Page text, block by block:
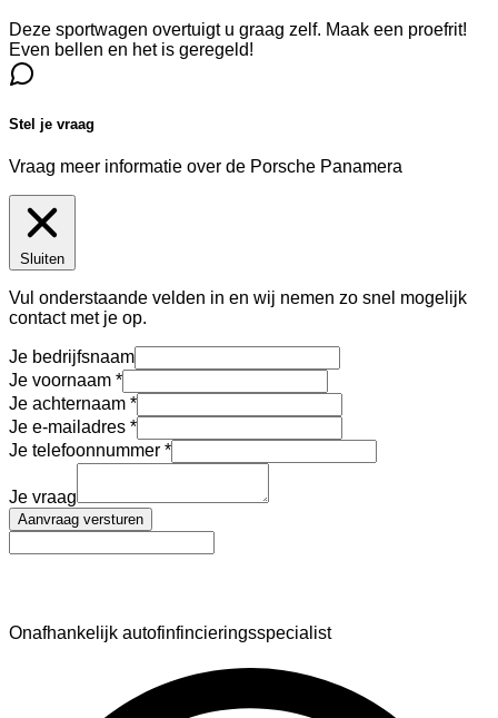
Deze sportwagen overtuigt u graag zelf. Maak een proefrit!
Even bellen en het is geregeld!
Stel je vraag
Vraag meer informatie over de Porsche Panamera
Sluiten
Vul onderstaande velden in en wij nemen zo snel mogelijk
contact met je op.
Je bedrijfsnaam
Je voornaam
Je achternaam
Je e-mailadres
Je telefoonnummer
Je vraag
Aanvraag versturen
Onafhankelijk autofinfincieringsspecialist